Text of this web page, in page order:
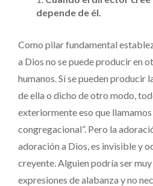
depende de él.
Como pilar fundamental
a Dios no se puede producir en
humanos. Sí se pueden producir
de ella o dicho de otro modo,
exteriormente eso que llamamos
congregacional”. Pero la
adoración a Dios, es invisible y
creyente. Alguien podría ser muy
expresiones de alabanza y no